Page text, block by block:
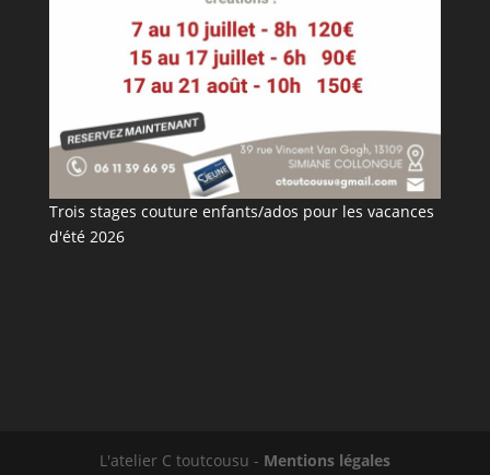
Trois stages couture enfants/ados pour les vacances
d'été 2026
L'atelier C toutcousu - Mentions légales